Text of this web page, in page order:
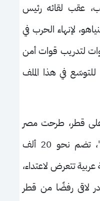
عقب لقائه رئيس
لإنهاء الحرب في
لتدريب قوات أمن
في هذا الملف
على قطر، طرحت مصر
تشكيل "قوة عربية مشتركة"، تضم نحو 20 ألف
تتعرض لاعتداء،
لاقى رفضًا من قطر